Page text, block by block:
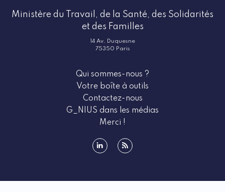
Ministère du Travail, de la Santé, des Solidarités
et des Familles
14 Av. Duquesne
75350 Paris
Qui sommes-nous ?
Votre boîte à outils
Contactez-nous
G_NIUS dans les médias
Merci !